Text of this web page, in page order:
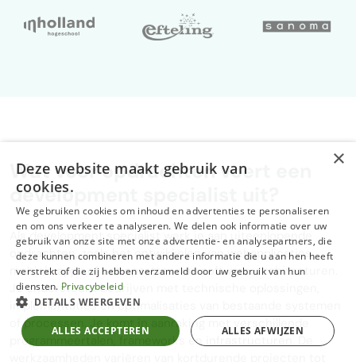
Wat voor opdrachten voert een
development specialist uit?
Als development specialist werk je aan uiteenlopende
opdrachten, zoals het ontwikkelen van webapplicaties,
mobiele apps of het opzetten van software-architecturen.
Je ondersteunt bedrijven met technische oplossingen,
implementaties en optimalisaties van bestaande systemen
of processen. Je komt in aanraking met verschillende
programmeertalen, frameworks en infrastructuren. De
×
Deze website maakt gebruik van
cookies.
We gebruiken cookies om inhoud en advertenties te personaliseren
en om ons verkeer te analyseren. We delen ook informatie over uw
gebruik van onze site met onze advertentie- en analysepartners, die
deze kunnen combineren met andere informatie die u aan hen heeft
verstrekt of die zij hebben verzameld door uw gebruik van hun
diensten. Privacybeleid
DETAILS WEERGEVEN
ALLES ACCEPTEREN ALLES AFWIJZEN